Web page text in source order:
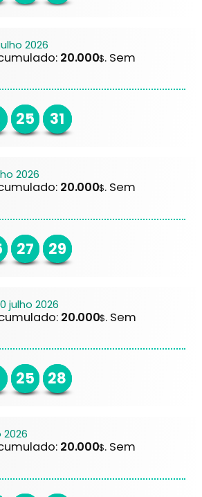
2026
20.000$. Sem
25 31
2026
20.000$. Sem
27 29
julho 2026
20.000$. Sem
25 28
2026
20.000$. Sem